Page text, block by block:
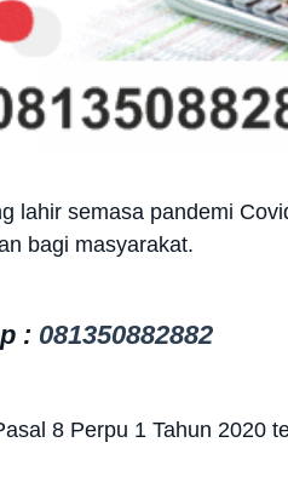
lahir semasa pandemi
bagi masyarakat.
: 081350882882
8 Perpu 1 Tahun 2020